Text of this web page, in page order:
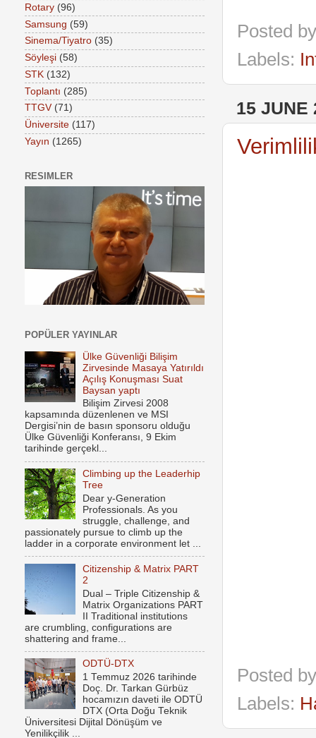
Posted
Labels:
15 JUNE
Posted
Labels:
Rotary (96)
Samsung (59)
Sinema/Tiyatro (35)
Söyleşi (58)
STK (132)
Toplantı (285)
TTGV (71)
Üniversite (117)
Yayın (1265)
RESIMLER
POPÜLER YAYINLAR
Ülke Güvenliği Bilişim
Zirvesinde Masaya Yatırıldı
Açılış Konuşması Suat
Baysan yaptı
Bilişim Zirvesi 2008
kapsamında düzenlenen ve MSI
Dergisi’nin de basın sponsoru olduğu
Ülke Güvenliği Konferansı, 9 Ekim
tarihinde gerçekl...
Climbing up the Leaderhip
Tree
Dear y-Generation
Professionals. As you
struggle, challenge, and
passionately pursue to climb up the
ladder in a corporate environment let ...
Citizenship & Matrix PART
2
Dual – Triple Citizenship &
Matrix Organizations PART
II Traditional institutions
are crumbling, configurations are
shattering and frame...
ODTÜ-DTX
1 Temmuz 2026 tarihinde
Doç. Dr. Tarkan Gürbüz
hocamızın daveti ile ODTÜ
DTX (Orta Doğu Teknik
Üniversitesi Dijital Dönüşüm ve
Yenilikçilik ...